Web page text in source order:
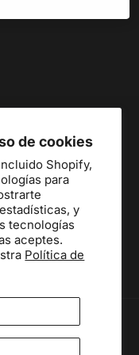
de cookies
Shopify,
para
y
tecnologías
aceptes.
Política de
de pago